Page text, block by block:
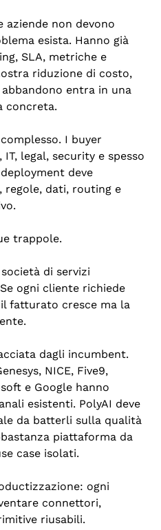
aziende non devono
esista. Hanno già
SLA, metriche e
riduzione di costo,
entra in una
concreta.
I buyer
legal, security e spesso
deve
regole, dati, routing e
trappole.
di servizi
ogni cliente richiede
fatturato cresce ma la
dagli incumbent.
NICE, Five9,
e Google hanno
esistenti. PolyAI deve
da batterli sulla qualità
piattaforma da
case isolati.
ogni
connettori,
riusabili.